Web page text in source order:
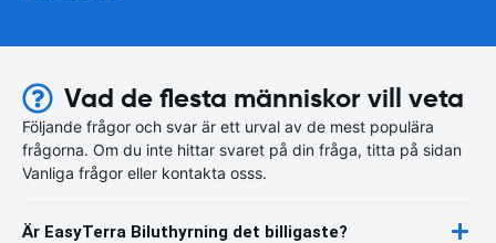
Vad de flesta människor vill veta
Följande frågor och svar är ett urval av de mest populära
frågorna. Om du inte hittar svaret på din fråga, titta på sidan
Vanliga frågor eller kontakta osss.
Är EasyTerra Biluthyrning det billigaste?